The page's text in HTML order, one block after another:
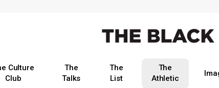
Culture
Club
The
Talks
The
List
The
Athletic